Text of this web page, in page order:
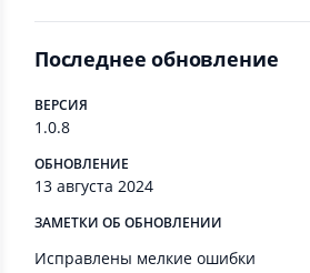
Последнее обновление
ВЕРСИЯ
1.0.8
ОБНОВЛЕНИЕ
13 августа 2024
ЗАМЕТКИ ОБ ОБНОВЛЕНИИ
Исправлены мелкие ошибки